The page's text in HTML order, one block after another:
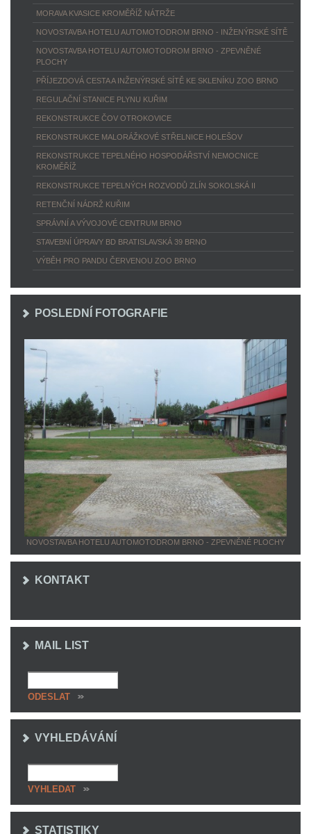
MORAVA KVASICE KROMĚŘÍŽ NÁTRŽE
NOVOSTAVBA HOTELU AUTOMOTODROM BRNO - INŽENÝRSKÉ SÍTĚ
NOVOSTAVBA HOTELU AUTOMOTODROM BRNO - ZPEVNĚNÉ
PLOCHY
PŘÍJEZDOVÁ CESTA A INŽENÝRSKÉ SÍTĚ KE SKLENÍKU ZOO BRNO
REGULAČNÍ STANICE PLYNU KUŘIM
REKONSTRUKCE ČOV OTROKOVICE
REKONSTRUKCE MALORÁŽKOVÉ STŘELNICE HOLEŠOV
REKONSTRUKCE TEPELNÉHO HOSPODÁŘSTVÍ NEMOCNICE
KROMĚŘÍŽ
REKONSTRUKCE TEPELNÝCH ROZVODŮ ZLÍN SOKOLSKÁ II
RETENČNÍ NÁDRŽ KUŘIM
SPRÁVNÍ A VÝVOJOVÉ CENTRUM BRNO
STAVEBNÍ ÚPRAVY BD BRATISLAVSKÁ 39 BRNO
VÝBĚH PRO PANDU ČERVENOU ZOO BRNO
POSLEDNÍ FOTOGRAFIE
NOVOSTAVBA HOTELU AUTOMOTODROM BRNO - ZPEVNĚNÉ PLOCHY
KONTAKT
MAIL LIST
VYHLEDÁVÁNÍ
STATISTIKY